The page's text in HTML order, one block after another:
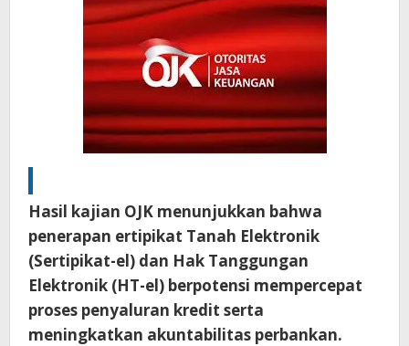
Hasil kajian OJK menunjukkan bahwa
penerapan ertipikat Tanah Elektronik
(Sertipikat-el) dan Hak Tanggungan
Elektronik (HT-el) berpotensi mempercepat
proses penyaluran kredit serta
meningkatkan akuntabilitas perbankan.